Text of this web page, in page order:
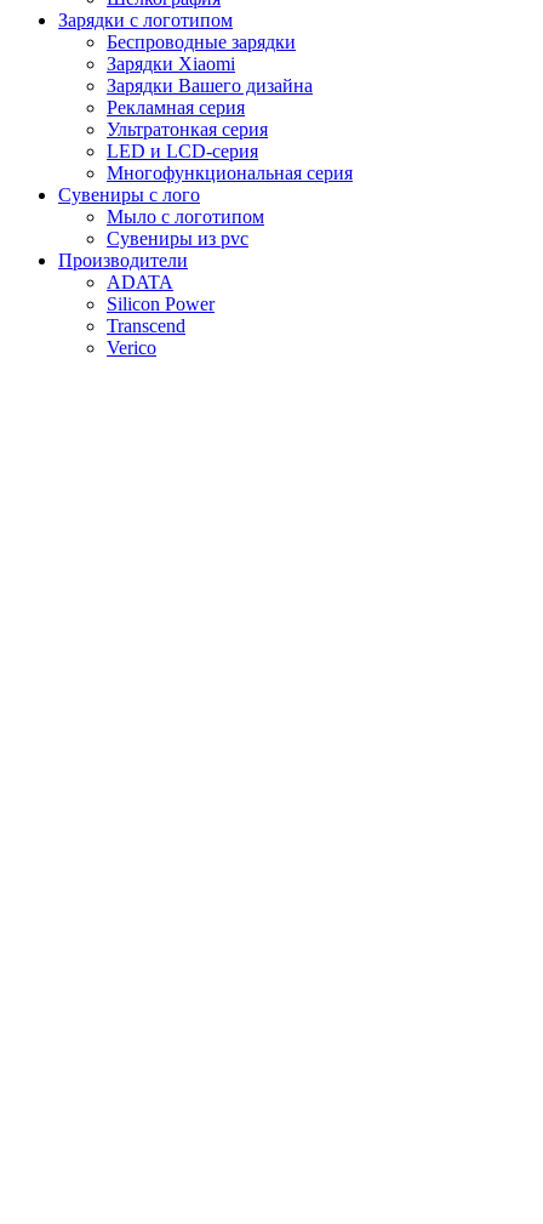
Зарядки с логотипом
Беспроводные зарядки
Зарядки Xiaomi
Зарядки Вашего дизайна
Рекламная серия
Ультратонкая серия
LED и LCD-серия
Многофункциональная серия
Сувениры с лого
Мыло с логотипом
Сувениры из pvc
Производители
ADATA
Silicon Power
Transcend
Verico